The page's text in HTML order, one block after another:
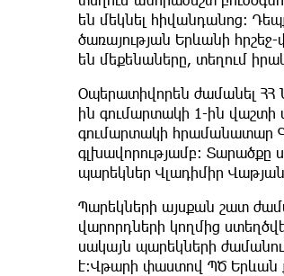
են մեկնել հիվանդանոց։
ծառայության Երևանի
են մեքենաները, տեղում
Օպերատիվորեն ժամանել ՀՀ
ին գումարտակի 1-ին
գումարտակի հրամանատար
գլխավորությամբ։ Տարածքը
պարեկներ Վլադիմիր
Պարեկների այսքան շատ
վարորդների կողմից
սակայն պարեկների
է։Վթարի փաստով ՊԾ Երևան